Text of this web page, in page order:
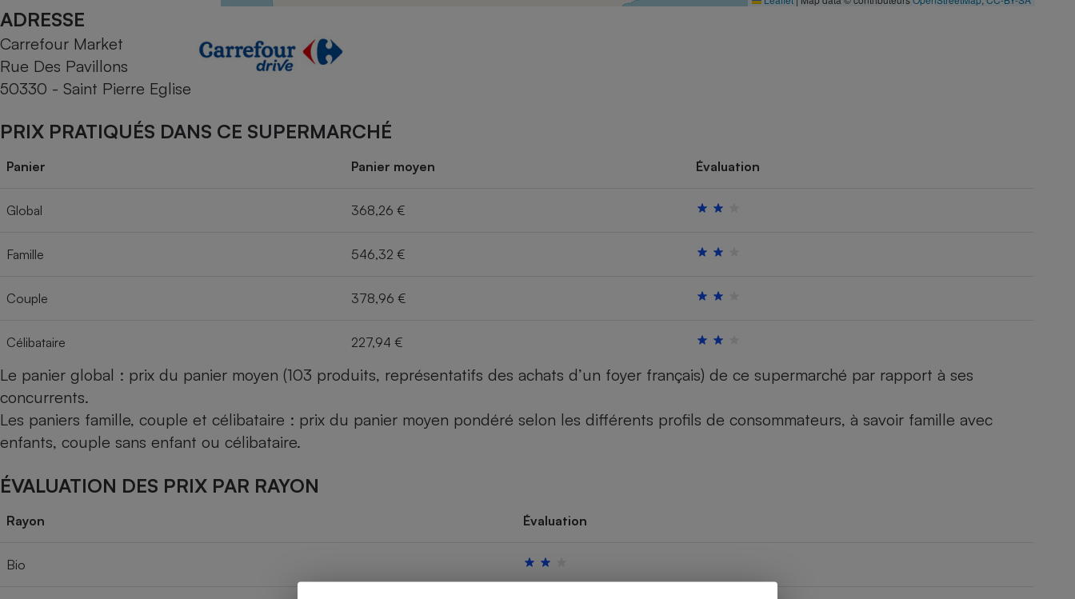
ADRESSE
Carrefour Market
Rue Des Pavillons
50330 - Saint Pierre Eglise
PRIX PRATIQUÉS DANS CE SUPERMARCHÉ
Panier Panier moyen Évaluation
Global 368,26 €
Famille 546,32 €
Couple 378,96 €
Célibataire 227,94 €
Le panier global : prix du panier moyen (103 produits, représentatifs des achats d’un foyer français) de ce supermarché par rapport à ses
concurrents.
Les paniers famille, couple et célibataire : prix du panier moyen pondéré selon les différents profils de consommateurs, à savoir famille avec
enfants, couple sans enfant ou célibataire.
ÉVALUATION DES PRIX PAR RAYON
Rayon Évaluation
Bio
Cafetière à expressos
Téléphone mobile -
Smartphone
Radiateur électrique